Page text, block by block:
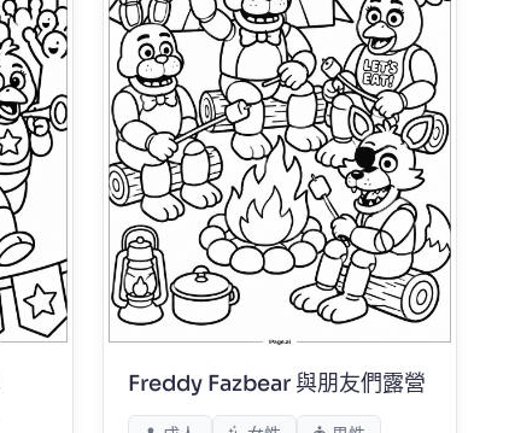
Freddy Fazbear 與朋友們露營